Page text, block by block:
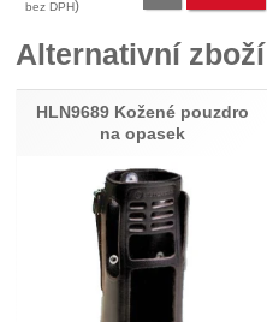
bez DPH)
Alternativní zboží
HLN9689 Kožené pouzdro
na opasek